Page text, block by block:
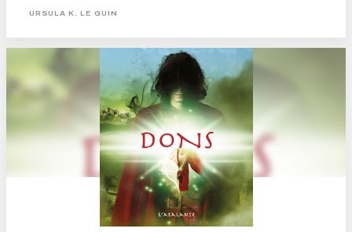
en délicatesse malgré l’atrocité de certains passages. Dans la...
URSULA K. LE GUIN